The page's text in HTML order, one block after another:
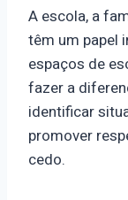
A escola, a
têm um papel
espaços de
fazer a
identificar
promover
cedo.